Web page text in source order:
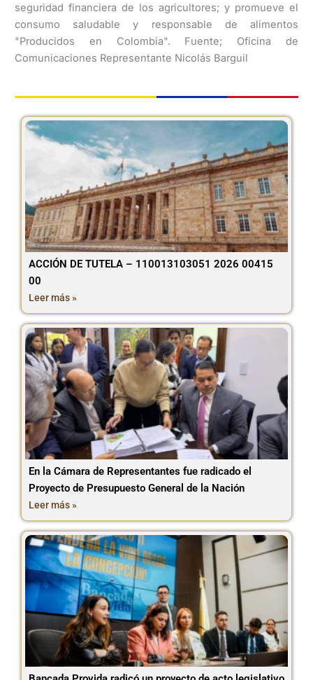
seguridad financiera de los agricultores; y promueve el
consumo saludable y responsable de alimentos
"Producidos en Colombia". Fuente; Oficina de
Comunicaciones Representante Nicolás Barguil
ACCIÓN DE TUTELA – 110013103051 2026 00415
00
Leer más »
En la Cámara de Representantes fue radicado el
Proyecto de Presupuesto General de la Nación
Leer más »